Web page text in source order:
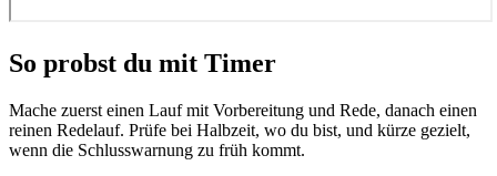
So probst du mit Timer
Mache zuerst einen Lauf mit Vorbereitung und Rede, danach einen
reinen Redelauf. Prüfe bei Halbzeit, wo du bist, und kürze gezielt,
wenn die Schlusswarnung zu früh kommt.